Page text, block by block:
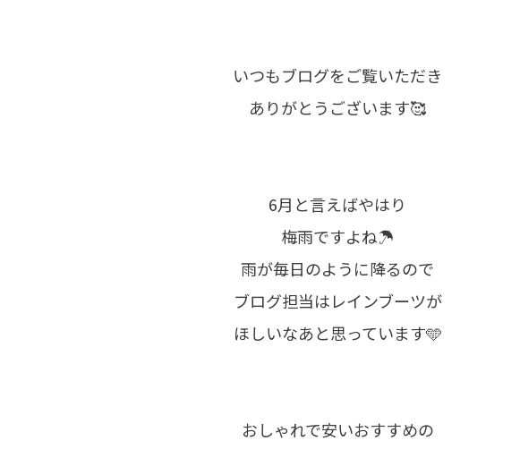
いつもブログをご覧いただき
ありがとうございます🥰
6月と言えばやはり
梅雨ですよね☂️
雨が毎日のように降るので
ブログ担当はレインブーツが
ほしいなあと思っています🩵
おしゃれで安いおすすめの